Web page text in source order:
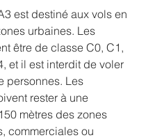
est destiné aux vols en
urbaines. Les
être de classe C0, C1,
et il est interdit de voler
personnes. Les
rester à une
mètres des zones
commerciales ou